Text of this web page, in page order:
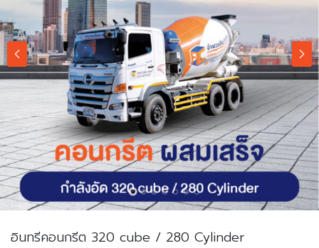
อินทรีคอนกรีต 320 cube / 280 Cylinder